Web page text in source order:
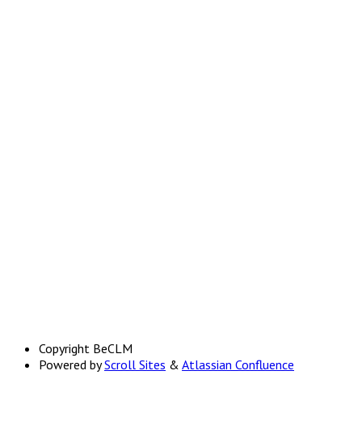
Copyright BeCLM
Powered by Scroll Sites & Atlassian Confluence